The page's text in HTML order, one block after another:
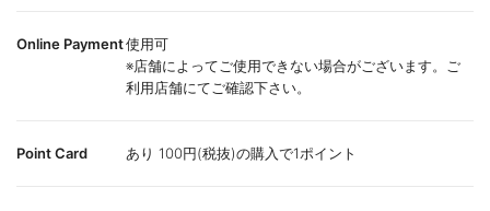
Online Payment使用可
※店舗によってご使用できない場合がございます。ご
利用店舗にてご確認下さい。
Point Card あり 100円(税抜)の購入で1ポイント